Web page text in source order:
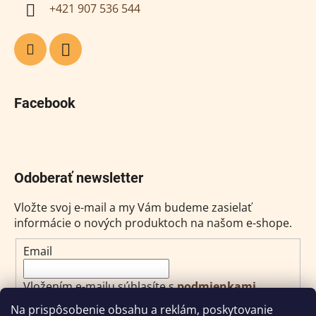
Na prispôsobenie obsahu a reklám, poskytovanie
+421 907 536 544
Facebook
Odoberať newsletter
Vložte svoj e-mail a my Vám budeme zasielať
informácie o nových produktoch na našom e-shope.
Email
Vložením e-mailu súhlasíte spodmienkami
ochrany osobných údajov